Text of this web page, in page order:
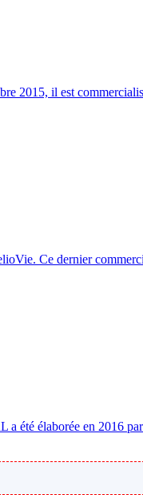
2015, il est
Ce dernier
a été élaborée en 2016